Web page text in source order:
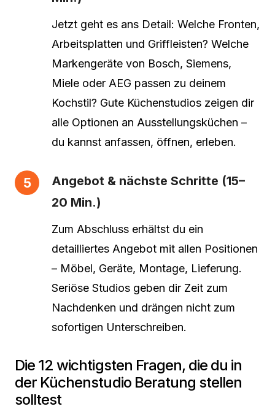
Jetzt geht es ans Detail: Welche Fronten,
Arbeitsplatten und Griffleisten? Welche
Markengeräte von Bosch, Siemens,
Miele oder AEG passen zu deinem
Kochstil? Gute Küchenstudios zeigen dir
alle Optionen an Ausstellungsküchen –
du kannst anfassen, öffnen, erleben.
Angebot & nächste Schritte (15–
20 Min.)
Zum Abschluss erhältst du ein
detailliertes Angebot mit allen Positionen
– Möbel, Geräte, Montage, Lieferung.
Seriöse Studios geben dir Zeit zum
Nachdenken und drängen nicht zum
sofortigen Unterschreiben.
Die 12 wichtigsten Fragen, die du in
der Küchenstudio Beratung stellen
solltest